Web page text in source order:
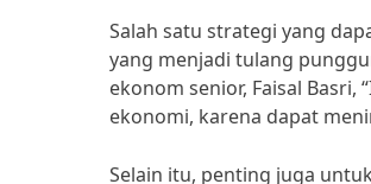
Salah satu strategi yang
yang menjadi tulang
ekonom senior, Faisal
ekonomi, karena dapat
Selain itu, penting juga